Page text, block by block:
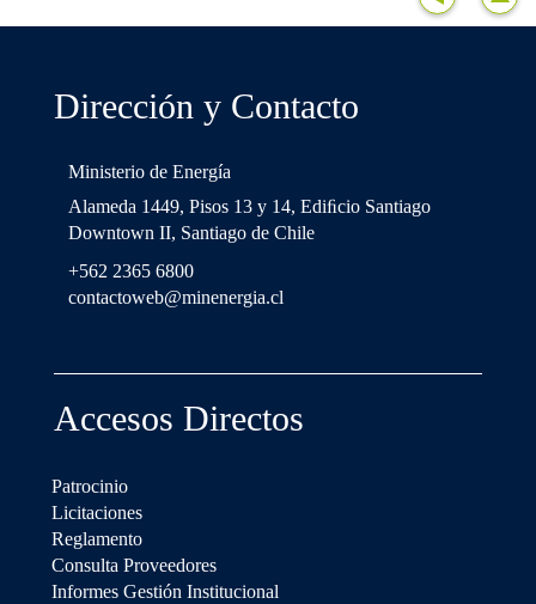
Dirección y Contacto
Ministerio de Energía
Alameda 1449, Pisos 13 y 14, Ediﬁcio Santiago
Downtown II, Santiago de Chile
+562 2365 6800
contactoweb@minenergia.cl
Accesos Directos
Patrocinio
Licitaciones
Reglamento
Consulta Proveedores
Informes Gestión Institucional